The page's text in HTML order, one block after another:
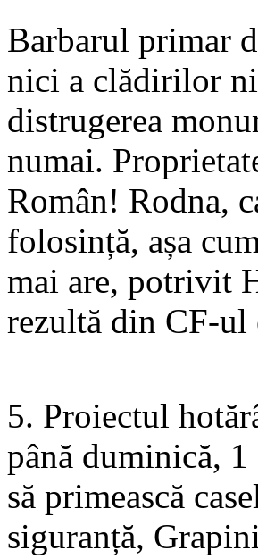
Barbarul primar
nici a clădirilor
distrugerea
numai.
Român! Rodna,
folosință, așa
mai are, potrivit
rezultă din CF-ul
5. Proiectul
până duminică,
să primească
siguranță,